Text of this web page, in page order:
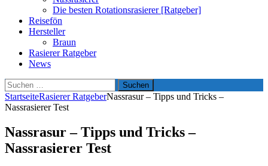
Die besten Rotationsrasierer [Ratgeber]
Reisefön
Hersteller
Braun
Rasierer Ratgeber
News
Suchen
nach:
StartseiteRasierer RatgeberNassrasur – Tipps und Tricks –
Nassrasierer Test
Nassrasur – Tipps und Tricks –
Nassrasierer Test